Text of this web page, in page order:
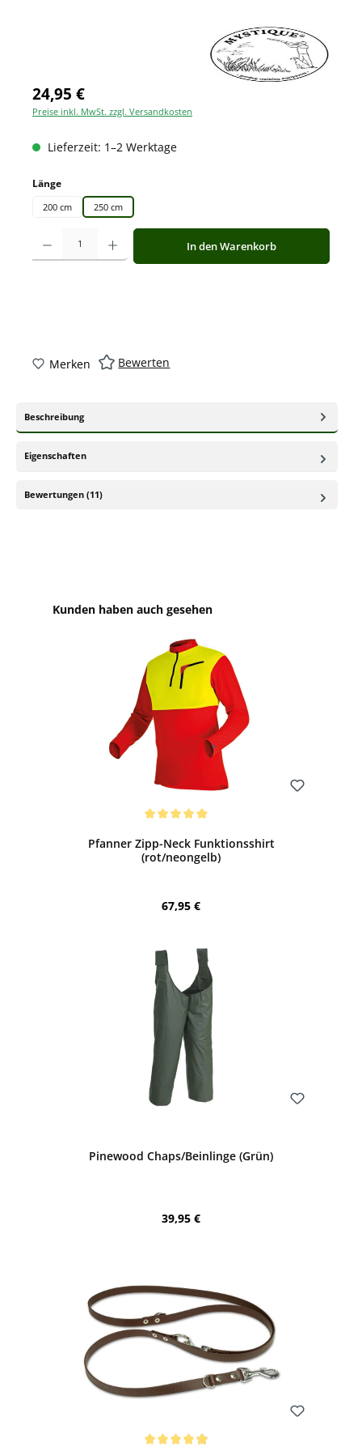
24,95 €
Preise inkl. MwSt. zzgl. Versandkosten
Lieferzeit: 1–2 Werktage
Längeauswählen
200 cm 250 cm
Produkt Anzahl: Gib den gewünschten Wert ein oder benutze die
In den Warenkorb
Merken Bewerten
Beschreibung
Eigenschaften
Bewertungen (11)
Produktgalerie überspringen
Kunden haben auch gesehen
Pfanner Zipp-Neck Funktionsshirt
(rot/neongelb)
Regulärer Preis:
67,95 €
Pinewood Chaps/Beinlinge (Grün)
Regulärer Preis:
39,95 €